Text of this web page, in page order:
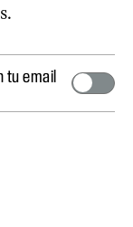
tu email